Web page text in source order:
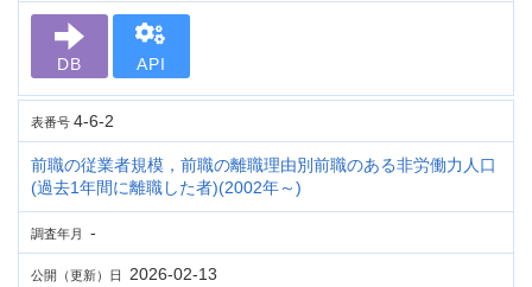
DB API
表番号 4-6-2
前職の従業者規模，前職の離職理由別前職のある非労働力人口
(過去1年間に離職した者)(2002年～)
調査年月 -
公開（更新）日 2026-02-13